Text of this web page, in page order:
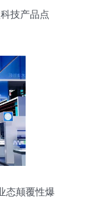
技产品点
态颠覆性爆